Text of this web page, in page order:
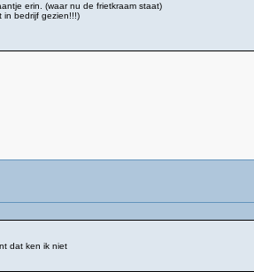
erin. (waar nu de frietkraam staat)
in bedrijf gezien!!!)
dat ken ik niet